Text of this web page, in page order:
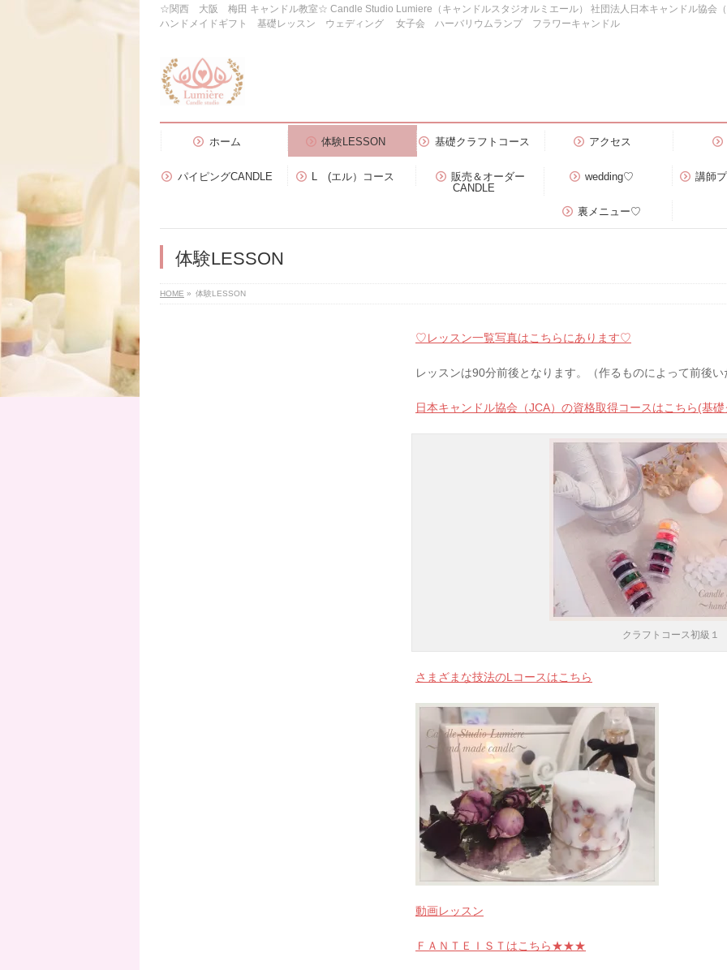
☆関西 大阪 梅田 キャンドル教室☆ Candle Studio Lumiere（キャンドルスタジオルミエール） 社団法人日本キャンドル協
ハンドメイドギフト 基礎レッスン ウェディング 女子会 ハーバリウムランプ フラワーキャンドル
ホーム 体験LESSON 基礎クラフトコース アクセス
パイピングCANDLE L (エル）コース
販売＆オーダー
CANDLE
wedding♡ 講師
裏メニュー♡
体験LESSON
HOME » 体験LESSON
♡レッスン一覧写真はこちらにあります♡
レッスンは90分前後となります。（作るものによって前後い
日本キャンドル協会（JCA）の資格取得コースはこちら(基
クラフトコース初級１
さまざまな技法のLコースはこちら
動画レッスン
ＦＡＮＴＥＩＳＴはこちら★★★